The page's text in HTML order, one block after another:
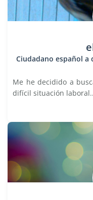
Ciudadano español a
Me he decidido a
difícil situación